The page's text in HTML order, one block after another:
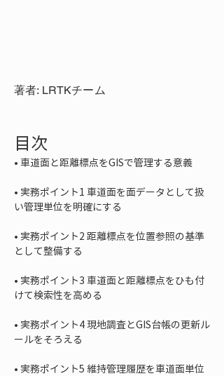
著者: LRTKチーム
目次
•
• 実務ポイント1 車道面を面データとして扱
• 実務ポイント2 距離標点を位置参照の基準
• 実務ポイント3 車道面と距離標点をひも付
• 実務ポイント4 現地調査とGIS台帳の更新ル
• 実務ポイント5 維持管理履歴を車道面単位